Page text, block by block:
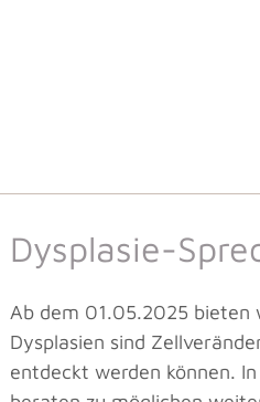
Dysplasie-
Ab dem 01.05.2025 bieten
Dysplasien sind
entdeckt werden können.